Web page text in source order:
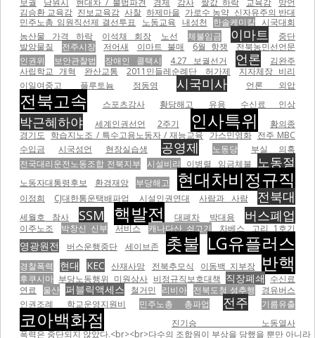
보궐
남원시 현대차 / 불법파견 경제 감사 쌀값 하락 교육감
망언
김승환 교육감 진보교육감 사찰 하제마을 가로수 농약 신자유주의 반대
민주노총 임원직선제 결선투표
노동교육 내성천 한솔케미칼 시국대회
농산물 가격 하락
이석채 회장 노선 체불임금 이마트
중단
발암물질
전주시장 저어새 이마트 불매 6월 항쟁
전북농민선언문
인권위
보안관찰법 장애인 콜택시 4.27 보궐선거 언론
김완주
사립학교 개혁
완산교통 2011민들레순례단 허가제
지자체장 비리
이일여중고
플루토늄 정동영 시국미사 언론 외압
전북고속 스포츠강사 황당해고 유용 수신료 인상
박근혜하야 세계인권선언 2주기 인사특위
황의종
경기도 학습지노조 / 특수고용노동자 / 재능교육 가스민영화 전주 MBC
수입금
시국성언 현장실습생 공영제 노동당
부실 의혹
전국대리운전노동조합 전북지부
시설비리 이병렬 임금체불 노동절
노동자대통령후보 환경재앙 부당해고 현대차비정규직
이정희 CJ대한통운택배파업 시설인권연대 사람과 사람 전북대
세월호 참사 SSM 핵발전 대폐차 박대용 버스폐업
이주노조 박창신 신부 서비스 캐나다산 쇠고기 차베스 고리 1호기
영광원전 버스운행중단 세이브존 촛불 LG유플러스
경찰폭력 현대 KEC 산재사망 전북추모식 이동백 지부장 반핵
후쿠시마 부당노동행위 미원상사 비정규직보호대책 직장폐쇄 수신료
연료
울산 퍼블릭액세스 철거민 리비아 전북도청 성추행
경유버스
인권조례
학교운영지원비 민주노총 총파업 전주 기름유출
코아백화점
진기승 노동열사
폭력은 중단되지 않았다.<br><br>다수의 조합원이 부상을 당했을 뿐만 아니라